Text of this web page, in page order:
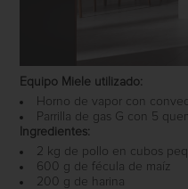
Equipo Miele utilizado:
Horno de vapor con
Parrilla de gas G con 5
Ingredientes:
2 kg de pollo en cubos
600 g de fécula de maíz
200 g de harina